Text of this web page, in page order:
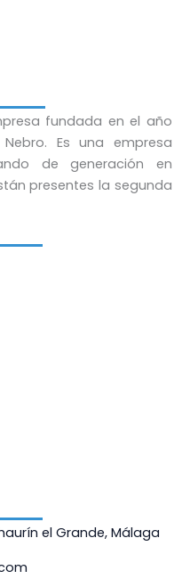
fundada en el año
Es una empresa
de generación en
presentes la segunda
el Grande, Málaga